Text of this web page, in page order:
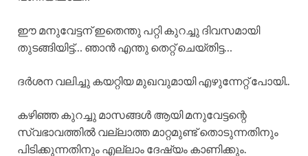
ഈ മനുവേട്ടന് ഇതെന്തു പറ്റി കുറച്ചു ദിവസമായി
തുടങ്ങിയിട്ട്… ഞാൻ എന്തു തെറ്റ് ചെയ്തിട്ട…
ദർശന വലിച്ചു കയറ്റിയ മുഖവുമായി എഴുന്നേറ്റ് പോയി..
കഴിഞ്ഞ കുറച്ചു മാസങ്ങൾ ആയി മനുവേട്ടന്റെ
സ്വഭാവത്തിൽ വല്ലാത്ത മാറ്റമുണ്ട് തൊടുന്നതിനും
പിടിക്കുന്നതിനും എല്ലാം ദേഷ്യം കാണിക്കും.